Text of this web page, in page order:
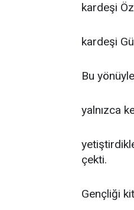
kardeşi
kardeşi
Bu
yalnızca
çekti.
Gençliği